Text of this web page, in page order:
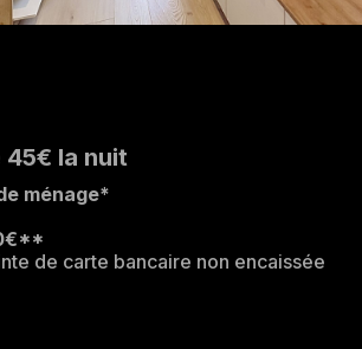
la nuit
ménage*
de carte bancaire non encaissée